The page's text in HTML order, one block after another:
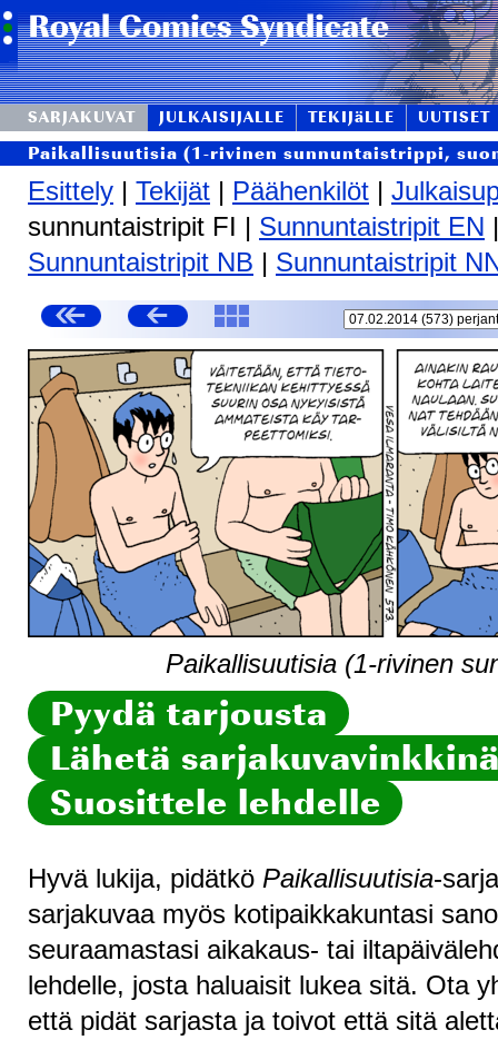
SARJAKUVAT JULKAISIJALLE TEKIJäLLE UUTISET
Paikallisuutisia (1-rivinen sunnuntaistrippi,
Esittely | Tekijät | Päähenkilöt |
sunnuntaistripit FI | Sunnuntaistripit EN |
Sunnuntaistripit NB | Sunnuntaistripit
Paikallisuutisia (1-rivinen
Pyydä tarjousta
Lähetä
Suosittele lehdelle
Hyvä lukija, pidätkö Paikallisuutisia-
sarjakuvaa myös kotipaikkakuntasi
seuraamastasi aikakaus- tai
lehdelle, josta haluaisit lukea sitä. Ota
että pidät sarjasta ja toivot että sitä